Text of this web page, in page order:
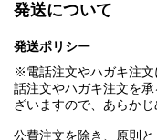
発送について
発送ポリシー
※電話注文やハガキ注
話注文やハガキ注文を
ざいますので、あらかじ
公費注文を除き、原則と